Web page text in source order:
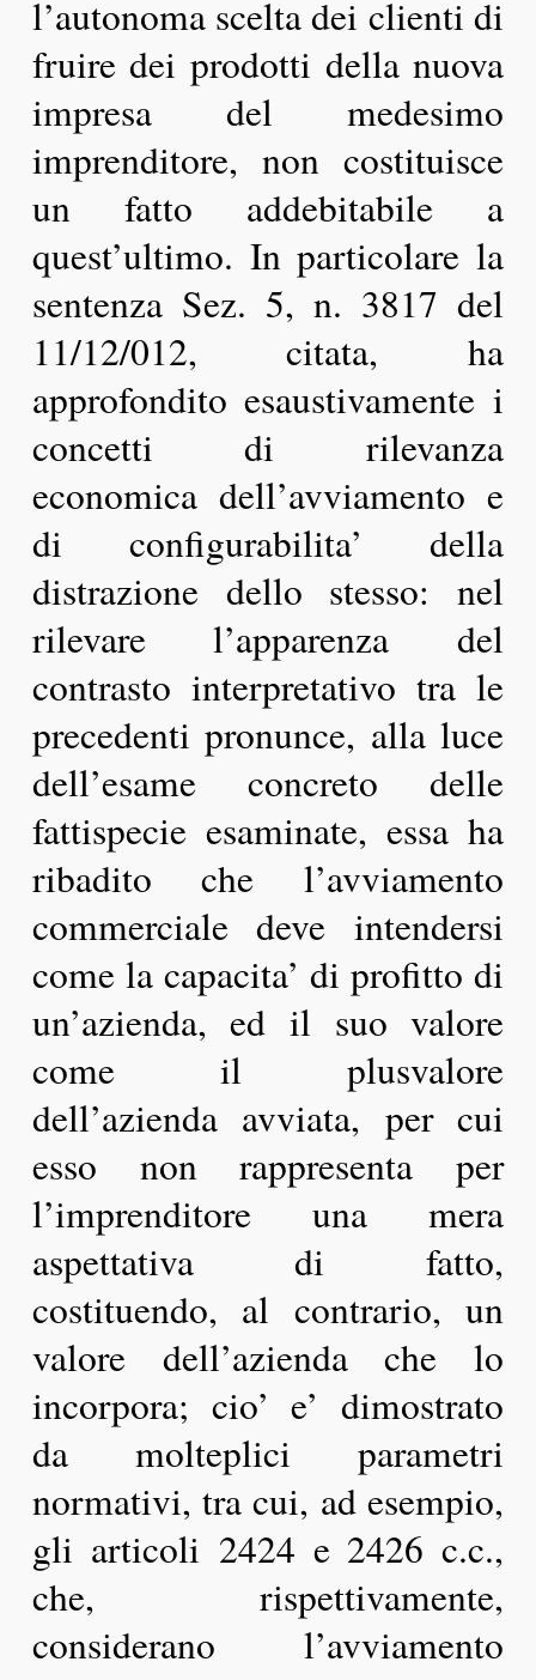
l’autonoma scelta dei clienti di
fruire dei prodotti della nuova
impresa del medesimo
imprenditore, non costituisce
un fatto addebitabile a
quest’ultimo. In particolare la
sentenza Sez. 5, n. 3817 del
11/12/012, citata, ha
approfondito esaustivamente i
concetti di rilevanza
economica dell’avviamento e
di configurabilita’ della
distrazione dello stesso: nel
rilevare l’apparenza del
contrasto interpretativo tra le
precedenti pronunce, alla luce
dell’esame concreto delle
fattispecie esaminate, essa ha
ribadito che l’avviamento
commerciale deve intendersi
come la capacita’ di profitto di
un’azienda, ed il suo valore
come il plusvalore
dell’azienda avviata, per cui
esso non rappresenta per
l’imprenditore una mera
aspettativa di fatto,
costituendo, al contrario, un
valore dell’azienda che lo
incorpora; cio’ e’ dimostrato
da molteplici parametri
normativi, tra cui, ad esempio,
gli articoli 2424 e 2426 c.c.,
che, rispettivamente,
considerano l’avviamento